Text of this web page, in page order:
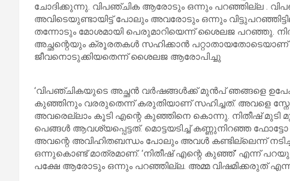
ചോദിക്കുന്നു. വിപഞ്ചിക ആരോടും ഒന്നും പറഞ്ഞില്ല .
അവിടെയുണ്ടായിട്ട് പോലും അവരോടും ഒന്നും
തന്നോടും മോശമായി പെരുമാറിയെന്ന് ശൈലജ പറഞ്ഞു.
അച്ഛന്റെയും ക്രൂരതകൾ സഹിക്കാൻ
ജീവനൊടുക്കിയതെന്ന് ശൈലജ ആരോപിച്ചു
‘വിപഞ്ചികയുടെ അച്ഛൻ വർഷങ്ങൾക്ക് മുൻപ് ഞങ്ങളെ
കുഞ്ഞിനും വരരുതെന്ന് കരുതിയാണ് സഹിച്ചത്. അവളെ
അവരെല്ലാം കൂടി എന്റെ കുഞ്ഞിനെ കൊന്നു. നിതീഷ് മുടി
പെങ്ങൾ ആവശ്യപ്പെട്ടത്. മൊട്ടയടിച്ച് കണ്ണുനിറഞ്ഞ
അവന്റെ അവിഹിതബന്ധം പോലും അവൾ കണ്ടില്ലെന്ന്
ഒന്നുകൊണ്ട് മാത്രമാണ്. ‘നിതീഷ് എന്റെ കുഞ്ഞ്’ എന്ന്
പക്ഷേ ആരോടും ഒന്നും പറഞ്ഞില്ല. അമ്മ വിഷമിക്കരുത്